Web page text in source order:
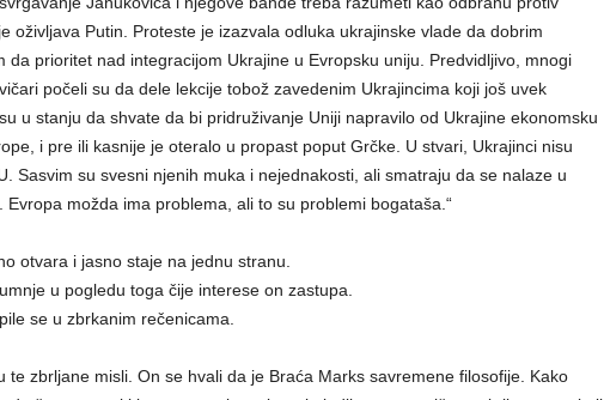
oživljava Putin. Proteste je izazvala odluka ukrajinske vlade da dobrim
da prioritet nad integracijom Ukrajine u Evropsku uniju. Predvidljivo, mnogi
počeli su da dele lekcije tobož zavedenim Ukrajincima koji još uvek
u stanju da shvate da bi pridruživanje Uniji napravilo od Ukrajine ekonomsku
i pre ili kasnije je oteralo u propast poput Grčke. U stvari, Ukrajinci nisu
Sasvim su svesni njenih muka i nejednakosti, ali smatraju da se nalaze u
Evropa možda ima problema, ali to su problemi bogataša.“
otvara i jasno staje na jednu stranu.
u pogledu toga čije interese on zastupa.
se u zbrkanim rečenicama.
te zbrljane misli. On se hvali da je Braća Marks savremene filosofije. Kako